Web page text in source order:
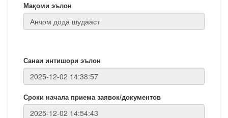
Мақоми эълон
Санаи интишори эълон
Сроки начала приема заявок/документов